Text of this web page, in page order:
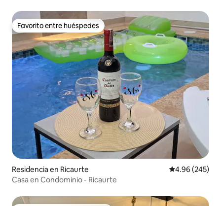
Favorito entre huéspedes
Favorito entre huéspedes
Residencia en Ricaurte Calificación
4.96 (245)
Casa en Condominio - Ricaurte